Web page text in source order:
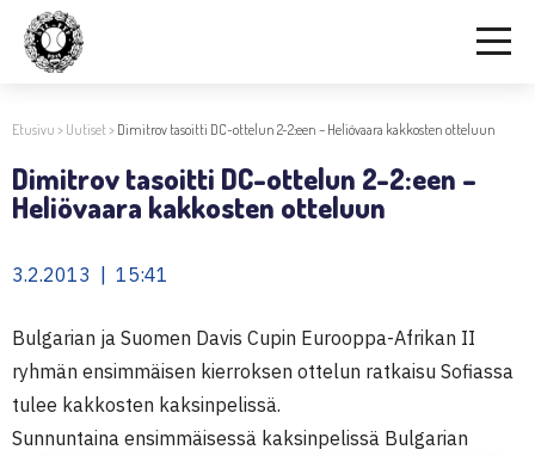
Etusivu > Uutiset> Dimitrov tasoitti DC-ottelun 2-2:een – Heliövaara kakkosten otteluun
Dimitrov tasoitti DC-ottelun 2-2:een –
Heliövaara kakkosten otteluun
3.2.2013 | 15:41
Bulgarian ja Suomen Davis Cupin Eurooppa-Afrikan II
ryhmän ensimmäisen kierroksen ottelun ratkaisu Sofiassa
tulee kakkosten kaksinpelissä.
Sunnuntaina ensimmäisessä kaksinpelissä Bulgarian